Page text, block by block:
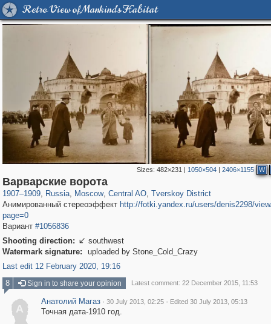
Retro View of Mankind's Habitat
Sizes: 482×231 | 1050×504| 2406×1155 W
Варварские ворота
1907–1909, Russia
1,405,783
, Moscow
319,716 8,286
, Central AO
159,930
, Tverskoy District
Анимированный стереоэффект http://fotki.yandex.ru/users/denis2298/
page=0
Вариант #1056836
Shooting direction:  southwest
Watermark signature:
uploaded by Stone_Cold_Crazy
Last edit 12 February 2020, 19:16
8
Sign in to share your opinion Latest comment: 22 December 2015, 11:53
А
Анатолий Магаз · 30 July 2013, 02:25 · Edited 30 July 2013, 05:13
Точная дата-1910 год.